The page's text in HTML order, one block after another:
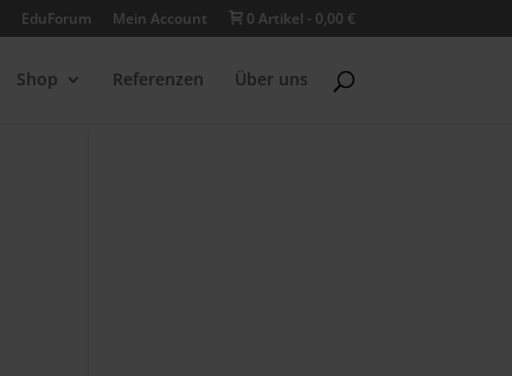
EduForum Mein Account 0 Artikel 0,00 €
Shop Referenzen Über uns